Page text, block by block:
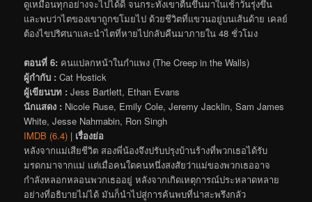
ดูเหมือนทุกอย่างจะไปได้ดี จนกระทั่งเขาตื่นขึ้นมาในเช้าวันรุ่งขึ้น
และพบว่าไตของเขาถูกขโมยไป ด้วยชีวิตที่แขวนอยู่บนเส้นด้าย เคลย์
ต้องไขปริศนาและนำไตที่หายไปกลับคืนมาภายใน 48 ชั่วโมง
ตอนที่ 6: คนแปลกหน้าในกำแพง (The Creep in the Walls)
ผู้กำกับ : Cat Hostick
ผู้เขียนบท : Jess Bartlett, Ethan Evans
นักแสดง : Nicole Ruse, Emily Cole, Jeremy Jacklin, Sam James
White, Jesse Nahmabin, Ron Singh
IMDB (6.4) | เรื่องย่อ
หลังจากแม่เสียชีวิต สองพี่น้องจึงปรับปรุงบ้านร้างที่พวกเธอได้รับ
มรดกมาจากแม่ แต่เมื่อคนใดคนหนึ่งสงสัยว่าแม่ของพวกเธออาจ
กำลังหลอกหลอนพวกเธออยู่ หลังจากเกิดเหตุการณ์ประหลาดหลาย
อย่างที่อธิบายไม่ได้ มันก็นำไปสู่การค้นพบที่น่าสะพรึงกลัว